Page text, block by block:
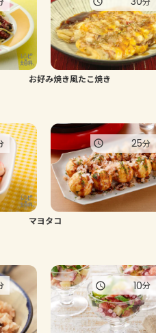
お好み焼き風たこ焼き
マヨタコ
25分
10分